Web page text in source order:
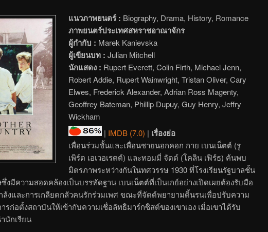
แนวภาพยนตร์ : Biography, Drama, History, Romance
ภาพยนตร์ประเทศสหราชอาณาจักร
ผู้กำกับ : Marek Kanievska
ผู้เขียนบท : Julian Mitchell
นักแสดง : Rupert Everett, Colin Firth, Michael Jenn,
Robert Addie, Rupert Wainwright, Tristan Oliver, Cary
Elwes, Frederick Alexander, Adrian Ross Magenty,
Geoffrey Bateman, Phillip Dupuy, Guy Henry, Jeffry
Wickham
| IMDB (7.0) | เรื่องย่อ
เพื่อนร่วมชั้นและเพื่อนชายนอกคอก กาย เบนเน็ตต์ (รู
เพิร์ต เอเวอเรตต์) และทอมมี่ จัดด์ (โคลิน เฟิร์ธ) ค้นพบ
มิตรภาพระหว่างกันในทศวรรษ 1930 ที่โรงเรียนรัฐบาลชั้น
งมีความสอดคล้องเป็นบรรทัดฐาน เบนเน็ตต์ที่เป็นเกย์อย่างเปิดเผยต้องรับมือ
ล้งและการเกลียดกลัวคนรักร่วมเพศ ขณะที่จัดด์พยายามดิ้นรนเพื่อปรับความ
รก่อตั้งสถาบันให้เข้ากับความเชื่อลัทธิมาร์กซิสต์ของเขาเอง เมื่อเขาได้รับ
นักเรียน